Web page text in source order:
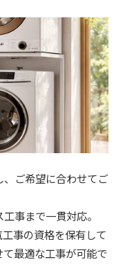
ご希望に合わせてご
事まで一貫対応。
事の資格を保有して
最適な工事が可能で